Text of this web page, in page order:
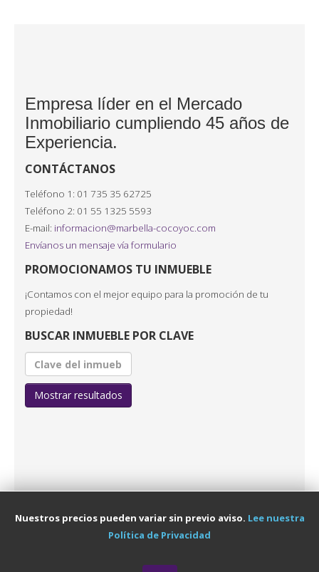
Empresa líder en el Mercado
Inmobiliario cumpliendo 45 años de
Experiencia.
CONTÁCTANOS
Teléfono 1: 01 735 35 62725
Teléfono 2: 01 55 1325 5593
E-mail: informacion@marbella-cocoyoc.com
Envíanos un mensaje vía formulario
PROMOCIONAMOS TU INMUEBLE
¡Contamos con el mejor equipo para la promoción de tu
propiedad!
BUSCAR INMUEBLE POR CLAVE
Mostrar resultados
© 2026 Marbella. All Rights Reserved. Designed By Magdiel
Nuestros precios pueden variar sin previo aviso. Lee nuestra
Política de Privacidad